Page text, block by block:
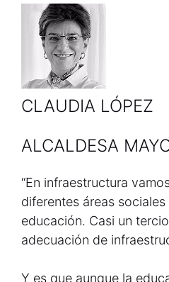
CLAUDIA LÓPEZ
ALCALDESA
“En infraestructura
diferentes áreas
educación. Casi un
adecuación de
Y es que aunque la